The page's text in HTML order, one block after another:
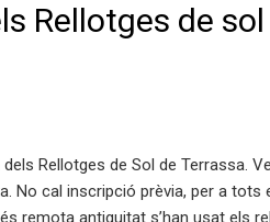
Rellotges de sol
Rellotges de Sol de Terrassa.
No cal inscripció prèvia, per a tots
remota antiguitat s’han usat els